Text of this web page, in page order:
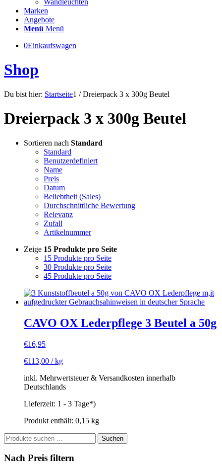
Wandleuchten
Marken
Angebote
Menü Menü
0Einkaufswagen
Shop
Du bist hier: Startseite1 / Dreierpack 3 x 300g Beutel
Dreierpack 3 x 300g Beutel
Sortieren nach Standard
Standard
Benutzerdefiniert
Name
Preis
Datum
Beliebtheit (Sales)
Durchschnittliche Bewertung
Relevanz
Zufall
Artikelnummer
Zeige 15 Produkte pro Seite
15 Produkte pro Seite
30 Produkte pro Seite
45 Produkte pro Seite
CAVO OX Lederpflege 3 Beutel a 50g
€16,95
€113,00 /kg
inkl. Mehrwertsteuer & Versandkosten innerhalb
Deutschlands
Lieferzeit: 1 - 3 Tage*)
Produkt enthält: 0,15 kg
Suchen
nach:
Suchen
Nach Preis filtern